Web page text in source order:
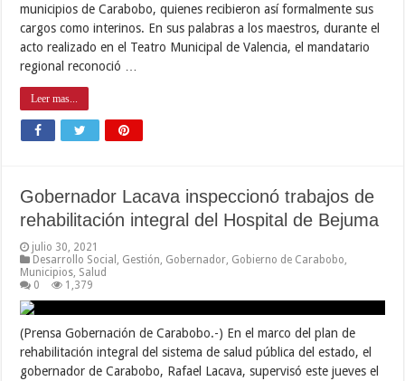
municipios de Carabobo, quienes recibieron así formalmente sus
cargos como interinos. En sus palabras a los maestros, durante el
acto realizado en el Teatro Municipal de Valencia, el mandatario
regional reconoció …
Leer mas...
Gobernador Lacava inspeccionó trabajos de
rehabilitación integral del Hospital de Bejuma
julio 30, 2021
Desarrollo Social
Gestión Gobernador Gobierno de Carabobo
Municipios Salud
0
1,379
(Prensa Gobernación de Carabobo.-) En el marco del plan de
rehabilitación integral del sistema de salud pública del estado, el
gobernador de Carabobo, Rafael Lacava, supervisó este jueves el